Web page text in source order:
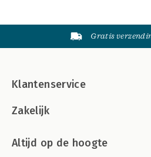
Gratis
Klantenservice
Zakelijk
Altijd op de hoogte